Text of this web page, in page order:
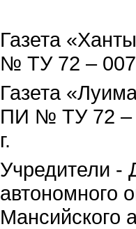
Газета
№ ТУ 72 –
Газета
ПИ № ТУ 72 –
г.
Учредители -
автономного
Мансийского